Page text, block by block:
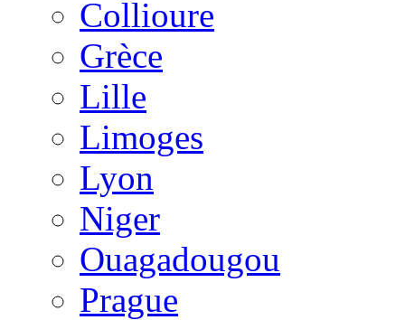
Collioure
Grèce
Lille
Limoges
Lyon
Niger
Ouagadougou
Prague